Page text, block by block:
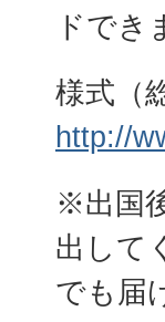
ドでき
様式（
http://
※出国
出して
でも届